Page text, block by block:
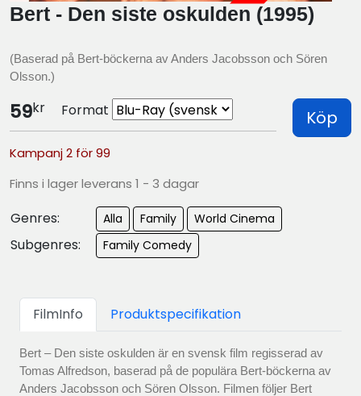
Bert - Den siste oskulden (1995)
(Baserad på Bert-böckerna av Anders Jacobsson och Sören
Olsson.)
59kr Format Köp
Kampanj 2 för 99
Finns i lager leverans 1 - 3 dagar
Genres: Alla Family World Cinema
Subgenres: Family Comedy
FilmInfo Produktspecifikation
Bert – Den siste oskulden är en svensk film regisserad av
Tomas Alfredson, baserad på de populära Bert-böckerna av
Anders Jacobsson och Sören Olsson. Filmen följer Bert